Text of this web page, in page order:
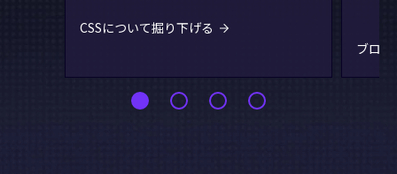
CSSについて掘り下げる
ブロ